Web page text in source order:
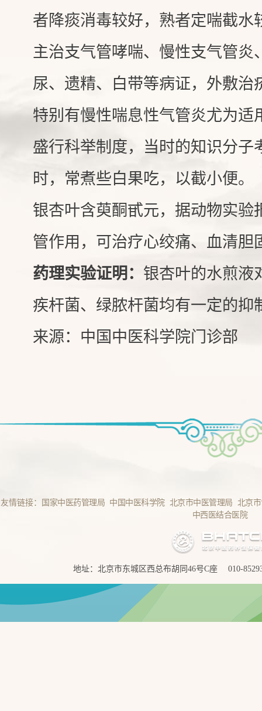
者降痰消毒较好，熟者定喘截水
主治支气管哮喘、慢性支气管炎
尿、遗精、白带等病证，外敷治
特别有慢性喘息性气管炎尤为适
盛行科举制度，当时的知识分子
时，常煮些白果吃，以截小便。
银杏叶含萸酮甙元，据动物实验
管作用，可治疗心绞痛、血清胆
药理实验证明： 银杏叶的水煎液
疾杆菌、绿脓杆菌均有一定的抑
来源：中国中医科学院门诊部
友情链接： 国家中医药管理局 中国中医科学院 北京市中医管理局 北京
中西医结合医院
地址：北京市东城区西总布胡同46号C座 010-